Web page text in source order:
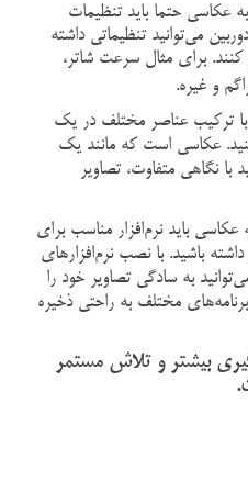
عکاسی حتما باید تنظیمات
می‌توانید تنظیماتی داشته
برای مثال سرعت شاتر،
و غیره.
با ترکیب عناصر مختلف در یک
عکاسی است که مانند یک
با نگاهی متفاوت، تصاویر
باید نرم‌افزار مناسب برای
باشید. با نصب نرم‌افزارهای
به سادگی تصاویر خود را
مختلف به ‌راحتی ذخیره
بیشتر و تلاش مستمر
.